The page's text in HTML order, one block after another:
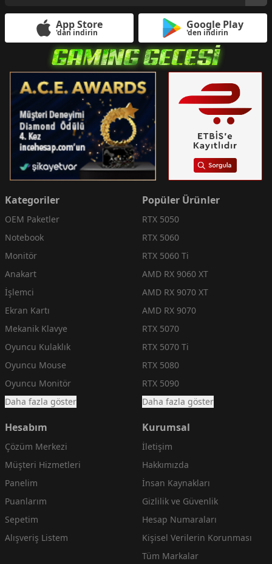
App Store
'dan indirin
Google Play
'den indirin
Kategoriler
OEM Paketler
Notebook
Monitör
Anakart
İşlemci
Ekran Kartı
Mekanik Klavye
Oyuncu Kulaklık
Oyuncu Mouse
Oyuncu Monitör
Daha fazla göster
Popüler Ürünler
RTX 5050
RTX 5060
RTX 5060 Ti
AMD RX 9060 XT
AMD RX 9070 XT
AMD RX 9070
RTX 5070
RTX 5070 Ti
RTX 5080
RTX 5090
Daha fazla göster
Hesabım
Çözüm Merkezi
Müşteri Hizmetleri
Panelim
Puanlarım
Sepetim
Alışveriş Listem
Kurumsal
İletişim
Hakkımızda
İnsan Kaynakları
Gizlilik ve Güvenlik
Hesap Numaraları
Kişisel Verilerin Korunması
Tüm Markalar